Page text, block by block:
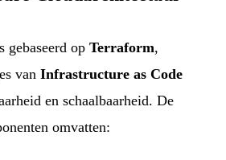
gebaseerd op Terraform,
van Infrastructure as Code
en schaalbaarheid. De
omvatten: